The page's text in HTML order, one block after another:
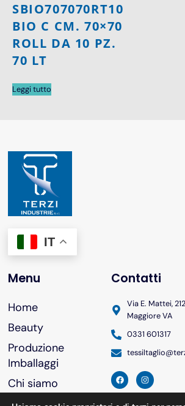
SBIO707070RT10
BIO C CM. 70×70
ROLL DA 10 PZ.
70 LT
Leggi tutto
IT
Menu
Home
Beauty
Produzione
Imballaggi
Chi siamo
Contatti
Via E. Mattei,
Maggiore VA
0331 601317